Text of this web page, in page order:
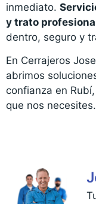
inmediato.
y trato
dentro, seguro y
En Cerrajeros
abrimos
confianza en
que nos necesites.